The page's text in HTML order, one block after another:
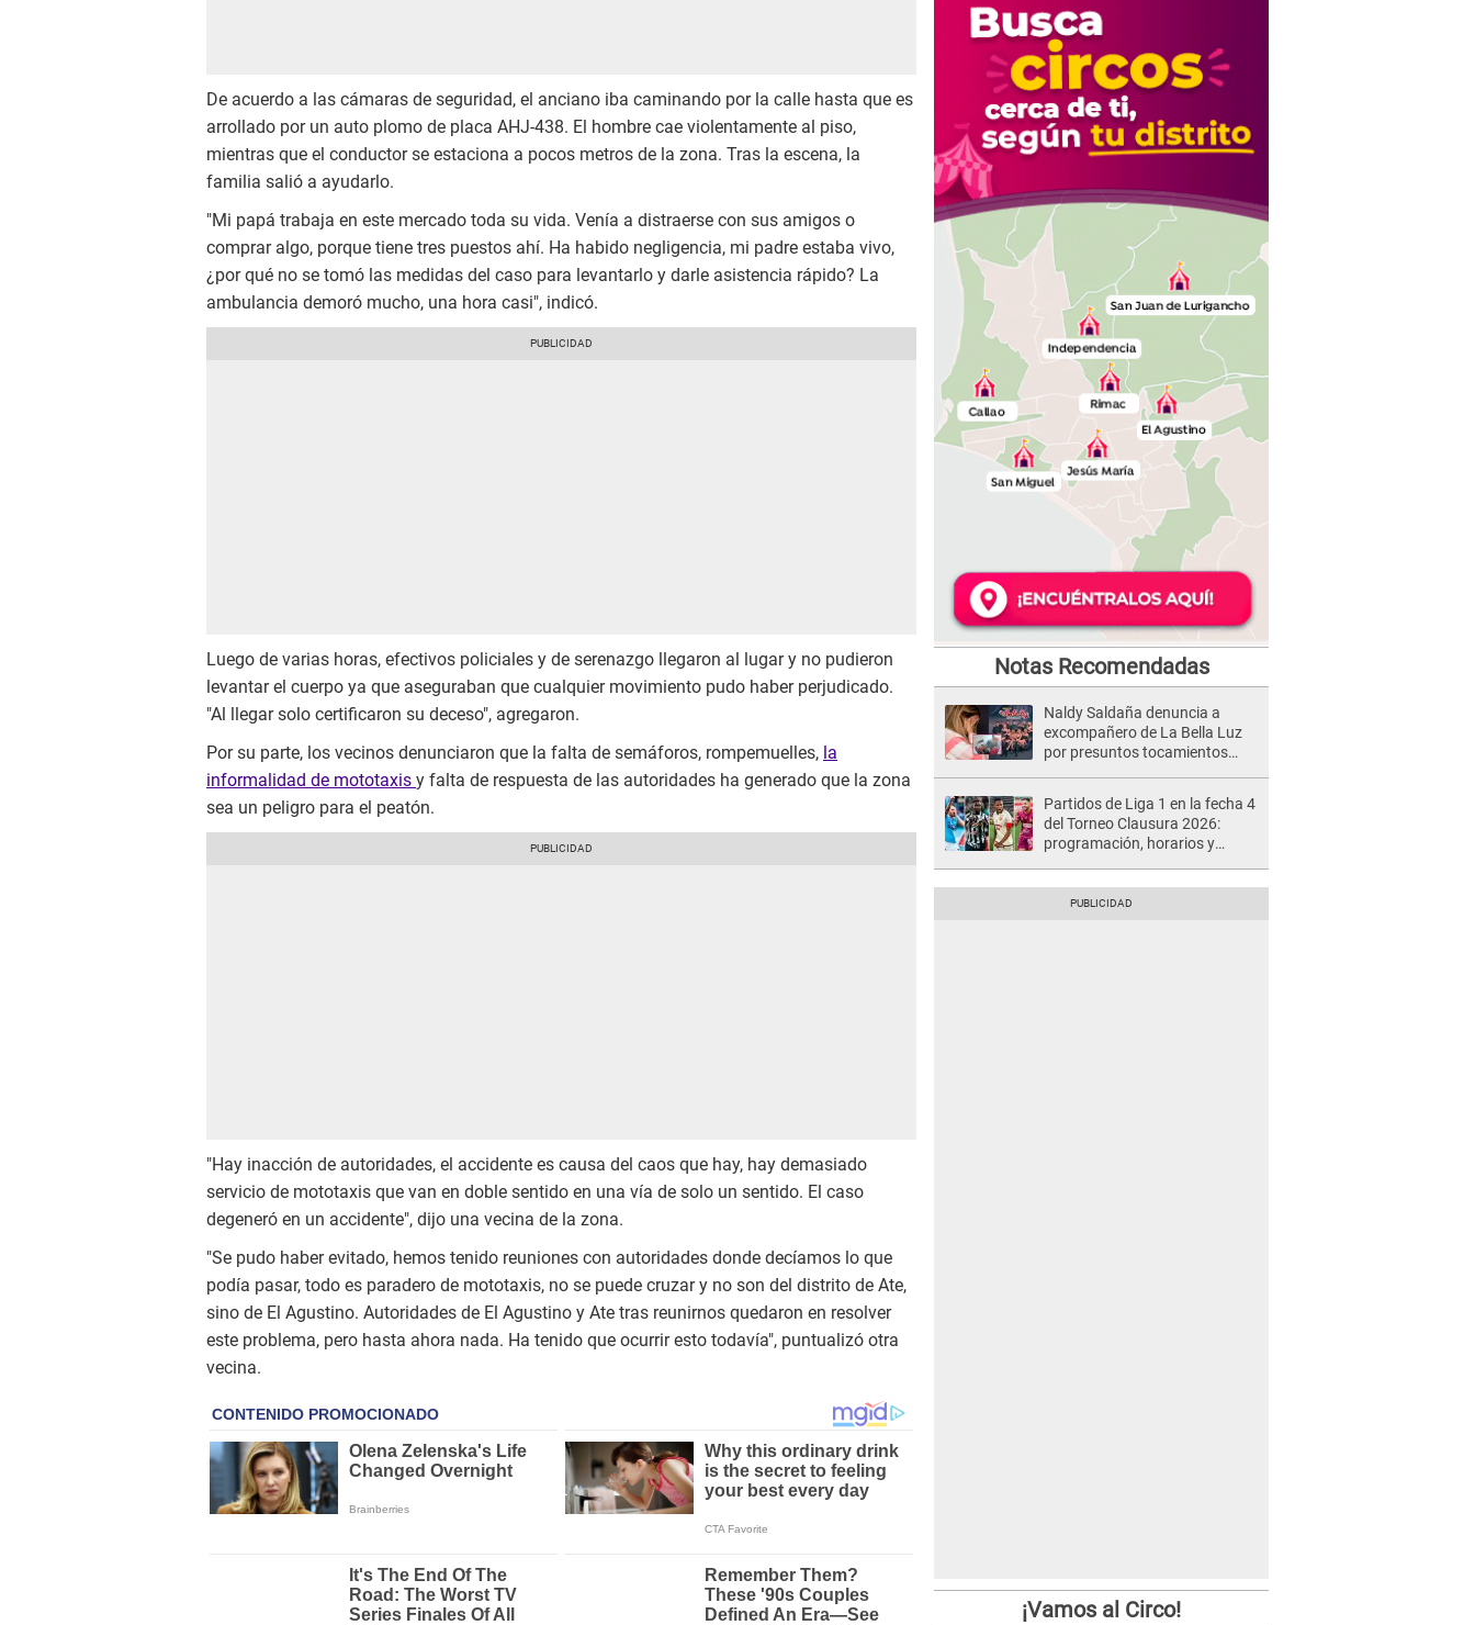
De acuerdo a las cámaras de seguridad, el anciano iba caminando por la calle hasta que es
arrollado por un auto plomo de placa AHJ-438. El hombre cae violentamente al piso,
mientras que el conductor se estaciona a pocos metros de la zona. Tras la escena, la
familia salió a ayudarlo.
"Mi papá trabaja en este mercado toda su vida. Venía a distraerse con sus amigos o
comprar algo, porque tiene tres puestos ahí. Ha habido negligencia, mi padre estaba vivo,
¿por qué no se tomó las medidas del caso para levantarlo y darle asistencia rápido? La
ambulancia demoró mucho, una hora casi", indicó.
Luego de varias horas, efectivos policiales y de serenazgo llegaron al lugar y no pudieron
levantar el cuerpo ya que aseguraban que cualquier movimiento pudo haber perjudicado.
"Al llegar solo certificaron su deceso", agregaron.
Por su parte, los vecinos denunciaron que la falta de semáforos, rompemuelles, la
informalidad de mototaxis y falta de respuesta de las autoridades ha generado que la zona
sea un peligro para el peatón.
"Hay inacción de autoridades, el accidente es causa del caos que hay, hay demasiado
servicio de mototaxis que van en doble sentido en una vía de solo un sentido. El caso
degeneró en un accidente", dijo una vecina de la zona.
"Se pudo haber evitado, hemos tenido reuniones con autoridades donde decíamos lo que
podía pasar, todo es paradero de mototaxis, no se puede cruzar y no son del distrito de Ate,
sino de El Agustino. Autoridades de El Agustino y Ate tras reunirnos quedaron en resolver
este problema, pero hasta ahora nada. Ha tenido que ocurrir esto todavía", puntualizó otra
vecina.
Notas Recomendadas
Naldy Saldaña denuncia a
excompañero de La Bella Luz
por presuntos tocamientos
Partidos de Liga 1 en la fecha 4
del Torneo Clausura 2026:
programación, horarios y
¡Vamos al Circo!